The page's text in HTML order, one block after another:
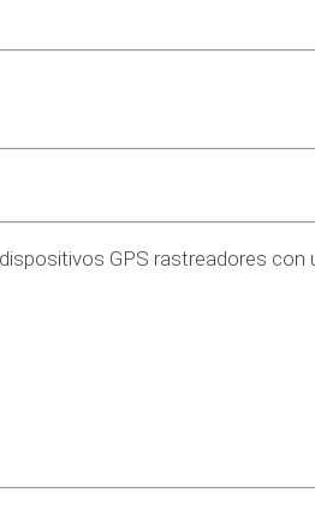
GPS rastreadores